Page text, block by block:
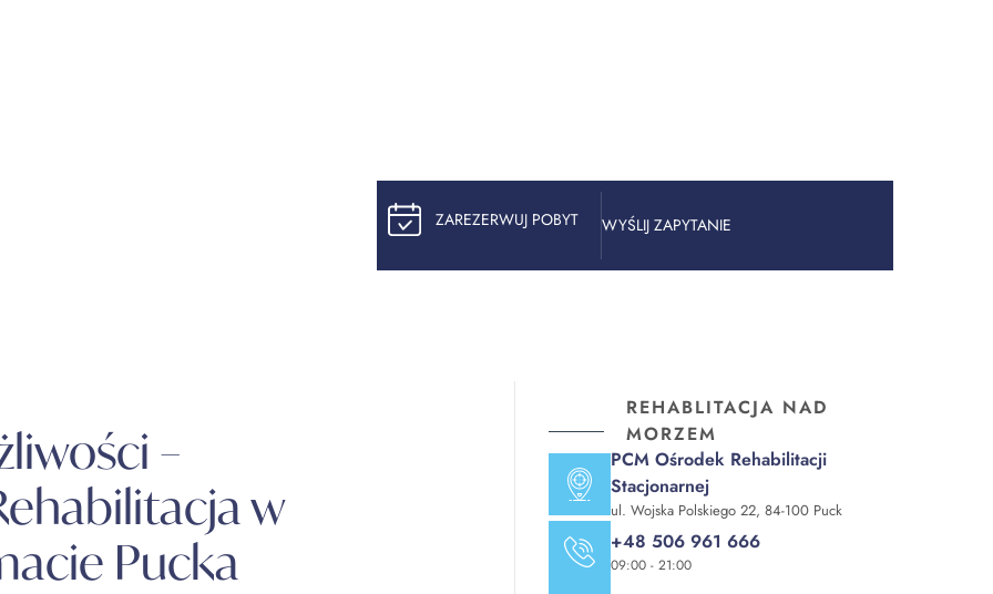
ZAREZERWUJ POBYT WYŚLIJ ZAPYTANIE
–
w
Pucka
REHABLITACJA NAD
MORZEM
PCM Ośrodek Rehabilitacji
Stacjonarnej
ul. Wojska Polskiego 22, 84-100 Puck
+48 506 961 666
09:00 - 21:00